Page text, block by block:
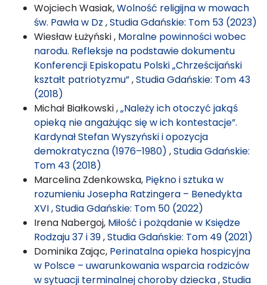
Wojciech Wasiak,Wolność religijna w mowach
św. Pawła w Dz ,Studia Gdańskie: Tom 53 (2023)
Wiesław Łużyński , Moralne powinności wobec
narodu. Refleksje na podstawie dokumentu
Konferencji Episkopatu Polski „Chrześcijański
kształt patriotyzmu”,Studia Gdańskie: Tom 43
(2018)
Michał Białkowski ,„Należy ich otoczyć jakąś
opieką nie angażując się w ich kontestacje”.
Kardynał Stefan Wyszyński i opozycja
demokratyczna (1976–1980) ,Studia Gdańskie:
Tom 43 (2018)
Marcelina Zdenkowska, Piękno i sztuka w
rozumieniu Josepha Ratzingera – Benedykta
XVI,Studia Gdańskie: Tom 50 (2022)
Irena Nabergoj, Miłość i pożądanie w Księdze
Rodzaju 37 i 39,Studia Gdańskie: Tom 49 (2021)
Dominika Zając, Perinatalna opieka hospicyjna
w Polsce – uwarunkowania wsparcia rodziców
w sytuacji terminalnej choroby dziecka,Studia